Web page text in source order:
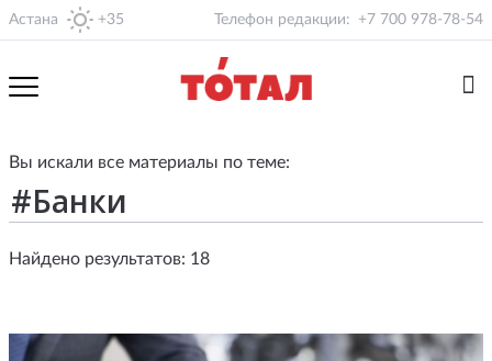
Астана +35 Телефон редакции: +7 700 978-78-54
Вы искали все материалы по теме:
Найдено результатов: 18